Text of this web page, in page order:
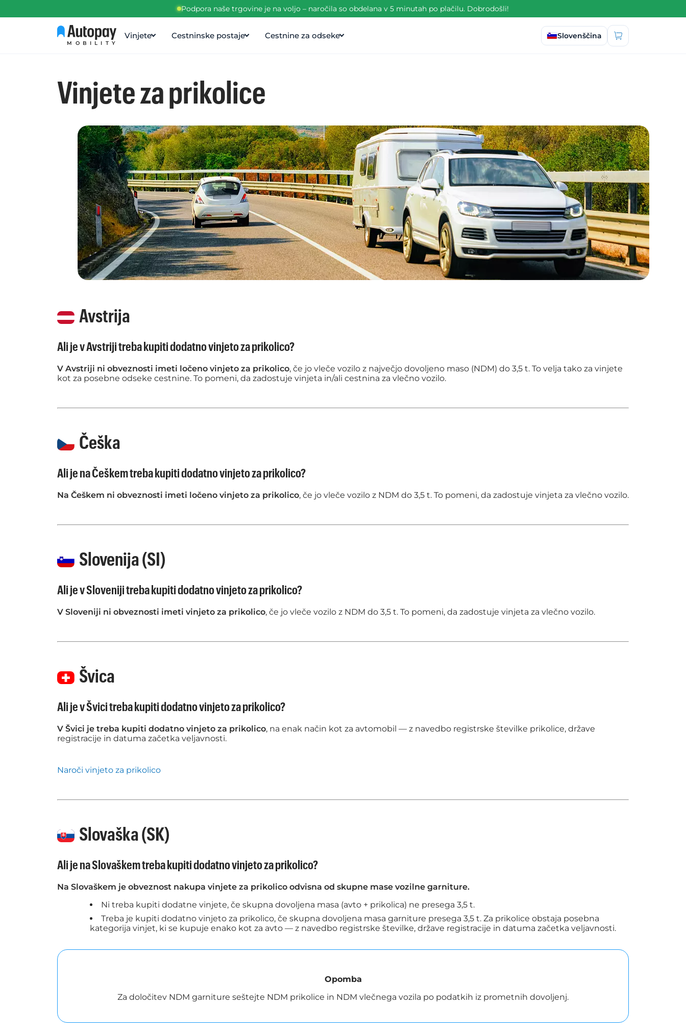
Podpora naše trgovine je na voljo – naročila so obdelana v 5 minutah po plačilu. Dobrodošli!
MOBILITY
Vinjete Cestninske postaje Cestnine za odseke
Izberi jezik
Slovenščina
Vinjete za prikolice
Avstrija
Ali je v Avstriji treba kupiti dodatno vinjeto za prikolico?
V Avstriji ni obveznosti imeti ločeno vinjeto za prikolico, če jo vleče vozilo z največjo dovoljeno maso (NDM) do 3,5 t. To velja tako za vinjete
kot za posebne odseke cestnine. To pomeni, da zadostuje vinjeta in/ali cestnina za vlečno vozilo.
Češka
Ali je na Češkem treba kupiti dodatno vinjeto za prikolico?
Na Češkem ni obveznosti imeti ločeno vinjeto za prikolico, če jo vleče vozilo z NDM do 3,5 t. To pomeni, da zadostuje vinjeta za vlečno vozilo.
Slovenija (SI)
Ali je v Sloveniji treba kupiti dodatno vinjeto za prikolico?
V Sloveniji ni obveznosti imeti vinjeto za prikolico, če jo vleče vozilo z NDM do 3,5 t. To pomeni, da zadostuje vinjeta za vlečno vozilo.
Švica
Ali je v Švici treba kupiti dodatno vinjeto za prikolico?
V Švici je treba kupiti dodatno vinjeto za prikolico, na enak način kot za avtomobil — z navedbo registrske številke prikolice, države
registracije in datuma začetka veljavnosti.
Naroči vinjeto za prikolico
Slovaška (SK)
Ali je na Slovaškem treba kupiti dodatno vinjeto za prikolico?
Na Slovaškem je obveznost nakupa vinjete za prikolico odvisna od skupne mase vozilne garniture.
Ni treba kupiti dodatne vinjete, če skupna dovoljena masa (avto + prikolica) ne presega 3,5 t.
Treba je kupiti dodatno vinjeto za prikolico, če skupna dovoljena masa garniture presega 3,5 t. Za prikolice obstaja posebna
kategorija vinjet, ki se kupuje enako kot za avto — z navedbo registrske številke, države registracije in datuma začetka veljavnosti.
Opomba
Za določitev NDM garniture seštejte NDM prikolice in NDM vlečnega vozila po podatkih iz prometnih dovoljenj.